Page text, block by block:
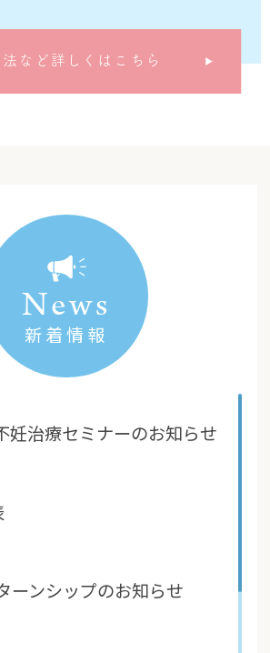
など詳しくはこちら
News
新着情報
治療セミナーのお知らせ
ーンシップのお知らせ